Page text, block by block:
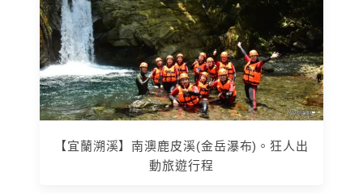
【宜蘭溯溪】南澳鹿皮溪(金岳瀑布)。狂人出
動旅遊行程